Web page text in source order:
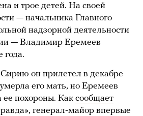
и трое детей. На своей
— начальника Главного
надзорной деятельности
— Владимир Еремеев
года.
он прилетел в декабре
его мать, но Еремеев
ее похороны. Как сообщает
генерал-майор впервые